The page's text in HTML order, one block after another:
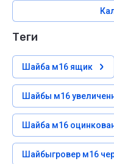
теги
Шайба м16 ящик
Шайбы м16
Шайба м16
Шайбыгровер м16